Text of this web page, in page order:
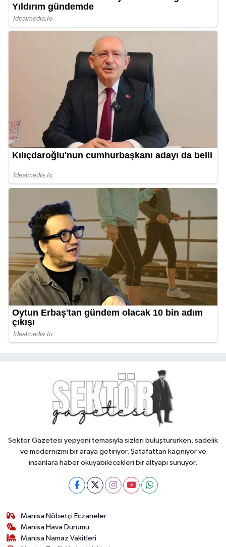
Sektör Gazetesi yepyeni temasıyla sizleri buluştururken, sadelik
ve modernizmi bir araya getiriyor. Şatafattan kaçınıyor ve
insanlara haber okuyabilecekleri bir altyapı sunuyor.
Manisa Nöbetçi Eczaneler
Manisa Hava Durumu
Manisa Namaz Vakitleri